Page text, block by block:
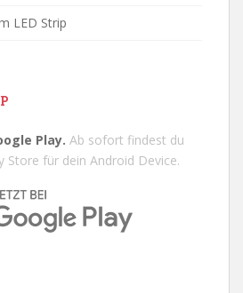
LED Strip
Play. Ab sofort findest du
Store für dein Android Device.